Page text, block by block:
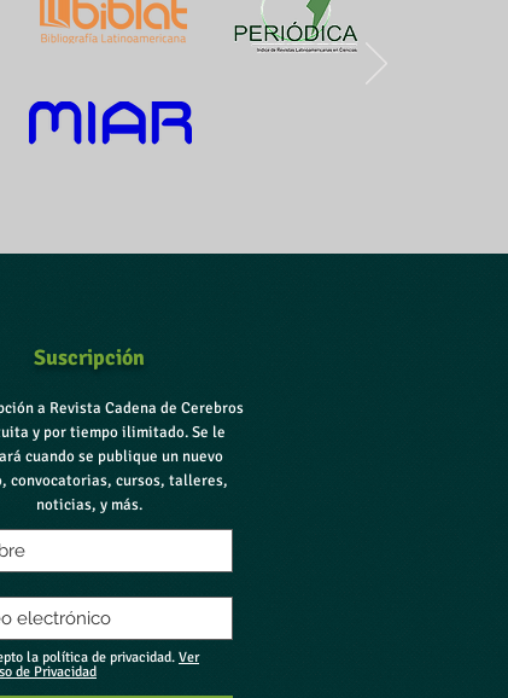
la política de privacidad. Ver
de Privacidad
Suscripción
a Revista Cadena de Cerebros
y por tiempo ilimitado. Se le
cuando se publique un nuevo
convocatorias, cursos, talleres,
noticias, y más.